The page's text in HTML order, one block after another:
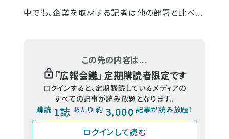
中でも、企業を取材する記者は他の部署と比べ...
この先の内容は...
『広報会議』 定期購読者限定です
ログインすると、定期購読しているメディアの
すべての記事が読み放題となります。
購読 1誌 あたり 約 3,000 記事が読み放題！
ログインして読む